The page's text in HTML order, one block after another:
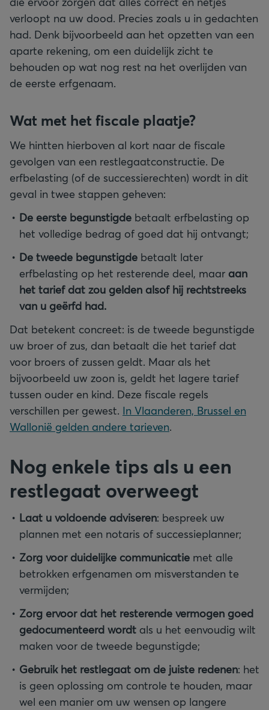
verloopt na uw dood. Precies zoals u in gedachten
had. Denk bijvoorbeeld aan het opzetten van een
aparte rekening, om een duidelijk zicht te
behouden op wat nog rest na het overlijden van
de eerste erfgenaam.
Wat met het fiscale plaatje?
We hintten hierboven al kort naar de fiscale
gevolgen van een restlegaatconstructie. De
erfbelasting (of de successierechten) wordt in dit
geval in twee stappen geheven:
De eerste begunstigde betaalt erfbelasting op
het volledige bedrag of goed dat hij ontvangt;
De tweede begunstigde betaalt later
erfbelasting op het resterende deel, maar aan
het tarief dat zou gelden alsof hij rechtstreeks
van u geërfd had.
Dat betekent concreet: is de tweede begunstigde
uw broer of zus, dan betaalt die het tarief dat
voor broers of zussen geldt. Maar als het
bijvoorbeeld uw zoon is, geldt het lagere tarief
tussen ouder en kind. Deze fiscale regels
verschillen per gewest. In Vlaanderen, Brussel en
Wallonië gelden andere tarieven.
Nog enkele tips als u een
restlegaat overweegt
Laat u voldoende adviseren: bespreek uw
plannen met een notaris of successieplanner;
Zorg voor duidelijke communicatie met alle
betrokken erfgenamen om misverstanden te
vermijden;
Zorg ervoor dat het resterende vermogen goed
gedocumenteerd wordt als u het eenvoudig wilt
maken voor de tweede begunstigde;
Gebruik het restlegaat om de juiste redenen: het
is geen oplossing om controle te houden, maar
wel een manier om uw wensen op langere